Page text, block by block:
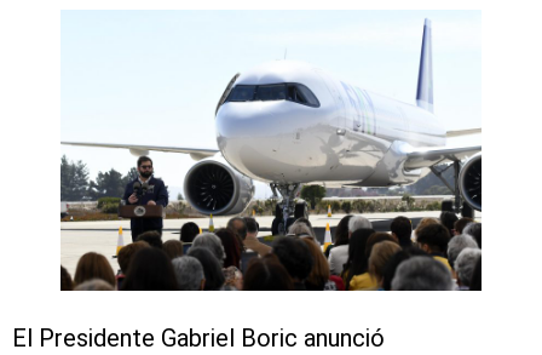
El Presidente Gabriel Boric anunció